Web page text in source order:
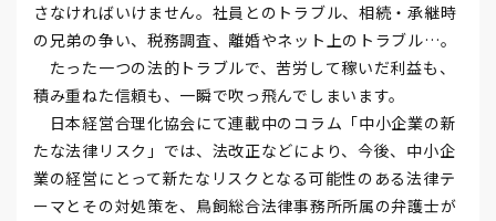
さなければいけません。社員とのトラブル、相続・承継時
の兄弟の争い、税務調査、離婚やネット上のトラブル…。
たった一つの法的トラブルで、苦労して稼いだ利益も、
積み重ねた信頼も、一瞬で吹っ飛んでしまいます。
日本経営合理化協会にて連載中のコラム「中小企業の新
たな法律リスク」では、法改正などにより、今後、中小企
業の経営にとって新たなリスクとなる可能性のある法律テ
ーマとその対処策を、鳥飼総合法律事務所所属の弁護士が